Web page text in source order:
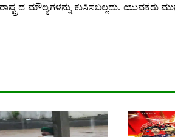
ರಾಷ್ಟ್ರದ ಮೌಲ್ಯಗಳನ್ನು ಕುಸಿಸಬಲ್ಲದು. ಯುವಕರು